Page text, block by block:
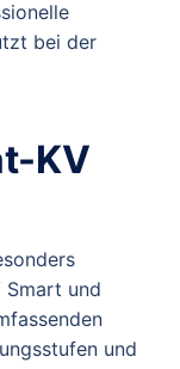
bei der
KV
Smart und
und